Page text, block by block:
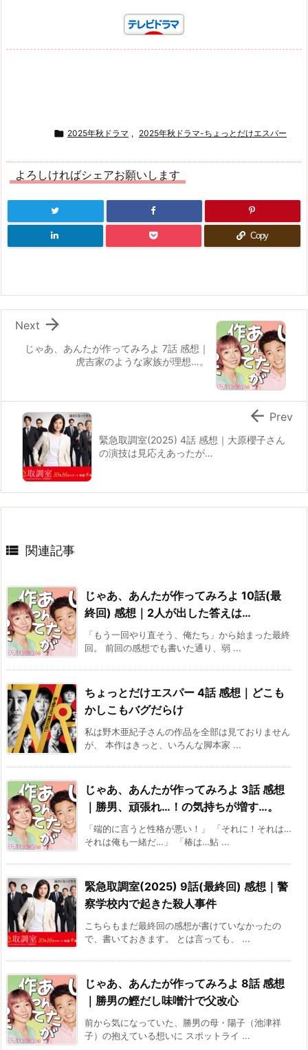
 2025年秋ドラマ , 2025年秋ドラマ-ちょっとだけエスパー
よろしければシェアお願いします
Copy
じゃあ、あんたが作ってみろよ 7話 感想｜
虎吉家のような家族が理想…。

Next
緊急取調室(2025) 4話 感想｜大原櫻子さん
の演技は見応えあったが…
 Prev
 関連記事
じゃあ、あんたが作ってみろよ 10話(最
終回) 感想｜2人が出した答えは…
「もう一回やり直そう、俺たち」から始まった最終
回。 前回の感想でも書いた通り、弱 ...
ちょっとだけエスパー 4話 感想｜どこも
かしこもバグだらけ
私は野木亜紀子さんの作品を全部は見ておりません
が、 本作はきっと、いろんな脚本家 ...
じゃあ、あんたが作ってみろよ 3話 感想
｜勝男、頑張れ…！の気持ちが増す…。
「端的に言うと性格が悪い！」 「それに！それは…
それは俺も一緒だ…」 「椿は…鮎 ...
緊急取調室(2025) 9話(最終回) 感想｜警
察学校内で起きた殺人事件
こちらもまだ最終回の感想が書けていなかったの
で、書いておきます。 とは言っても、 ...
じゃあ、あんたが作ってみろよ 8話 感想
｜勝男の鰹だし味噌汁で父改心
前から気になっていた、勝男の母・陽子（池津祥
子）の抱えている想いに スポットライ ...